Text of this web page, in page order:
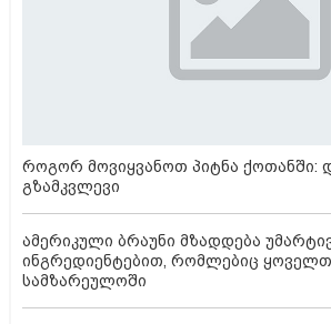
როგორ მოვიყვანოთ პიტნა ქოთანში:
გზამკვლევი
ამერიკული ბრაუნი მზადდება
ინგრედიენტებით, რომლებიც
სამზარეულოში